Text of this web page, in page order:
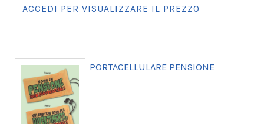
ACCEDI PER VISUALIZZARE IL PREZZO
PORTACELLULARE PENSIONE